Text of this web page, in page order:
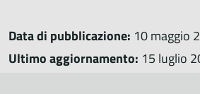
Data di pubblicazione: 10 maggio
Ultimo aggiornamento: 15 luglio